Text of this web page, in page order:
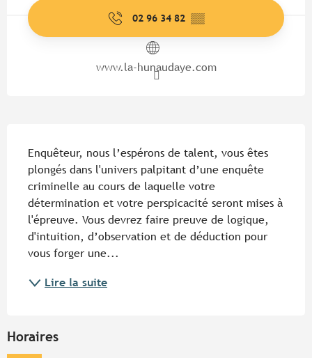
02 96 34 82 ▒▒
www.la-hunaudaye.com
Enquêteur, nous l’espérons de talent, vous êtes
plongés dans l'univers palpitant d’une enquête
criminelle au cours de laquelle votre
détermination et votre perspicacité seront mises à
l'épreuve. Vous devrez faire preuve de logique,
d'intuition, d’observation et de déduction pour
vous forger une...
Lire la suite
Horaires